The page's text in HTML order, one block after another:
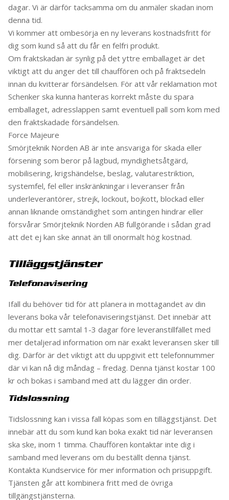
dagar. Vi är därför tacksamma om du anmäler skadan inom
denna tid.
Vi kommer att ombesörja en ny leverans kostnadsfritt för
dig som kund så att du får en felfri produkt.
Om fraktskadan är synlig på det yttre emballaget är det
viktigt att du anger det till chauffören och på fraktsedeln
innan du kvitterar försändelsen. För att vår reklamation mot
Schenker ska kunna hanteras korrekt måste du spara
emballaget, adresslappen samt eventuell pall som kom med
den fraktskadade försändelsen.
Force Majeure
Smörjteknik Norden AB är inte ansvariga för skada eller
försening som beror på lagbud, myndighetsåtgärd,
mobilisering, krigshändelse, beslag, valutarestriktion,
systemfel, fel eller inskränkningar i leveranser från
underleverantörer, strejk, lockout, bojkott, blockad eller
annan liknande omständighet som antingen hindrar eller
försvårar Smörjteknik Norden AB fullgörande i sådan grad
att det ej kan ske annat än till onormalt hög kostnad.
Tilläggstjänster
Telefonavisering
Ifall du behöver tid för att planera in mottagandet av din
leverans boka vår telefonaviseringstjänst. Det innebär att
du mottar ett samtal 1-3 dagar före leveranstillfället med
mer detaljerad information om när exakt leveransen sker till
dig. Därför är det viktigt att du uppgivit ett telefonnummer
där vi kan nå dig måndag – fredag. Denna tjänst kostar 100
kr och bokas i samband med att du lägger din order.
Tidslossning
Tidslossning kan i vissa fall köpas som en tilläggstjänst. Det
innebär att du som kund kan boka exakt tid när leveransen
ska ske, inom 1 timma. Chauffören kontaktar inte dig i
samband med leverans om du beställt denna tjänst.
Kontakta Kundservice för mer information och prisuppgift.
Tjänsten går att kombinera fritt med de övriga
tillgängstjänsterna.